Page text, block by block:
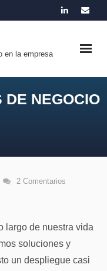
en la empresa
NEGOCIO
2 Comentarios
largo de nuestra vida
soluciones y
un despliegue casi